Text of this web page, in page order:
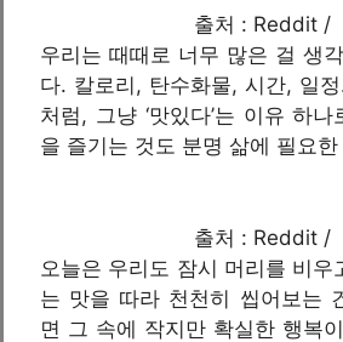
출처 : Reddit /
우리는 때때로 너무 많은 걸 생
다. 칼로리, 탄수화물, 시간, 일
처럼, 그냥 ‘맛있다’는 이유 하
을 즐기는 것도 분명 삶에 필요
출처 : Reddit /
오늘은 우리도 잠시 머리를 비우
는 맛을 따라 천천히 씹어보는
면 그 속에 작지만 확실한 행복